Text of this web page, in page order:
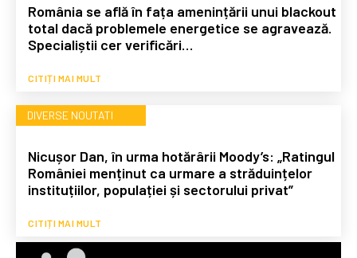
România se află în fața amenințării unui blackout
total dacă problemele energetice se agravează.
Specialiștii cer verificări…
CITIȚI MAI MULT
DIVERSE NOUTATI
Nicușor Dan, în urma hotărârii Moody’s: „Ratingul
României menținut ca urmare a străduințelor
instituțiilor, populației și sectorului privat”
CITIȚI MAI MULT